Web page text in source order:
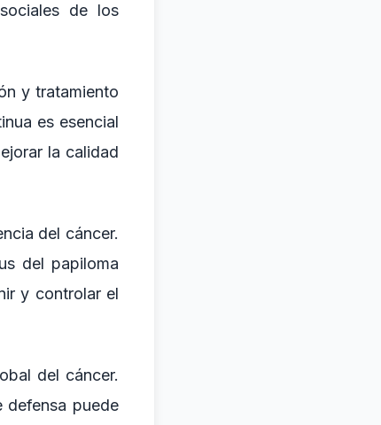
de los
y tratamiento
es esencial
la calidad
del cáncer.
del papiloma
y controlar el
del cáncer.
defensa puede